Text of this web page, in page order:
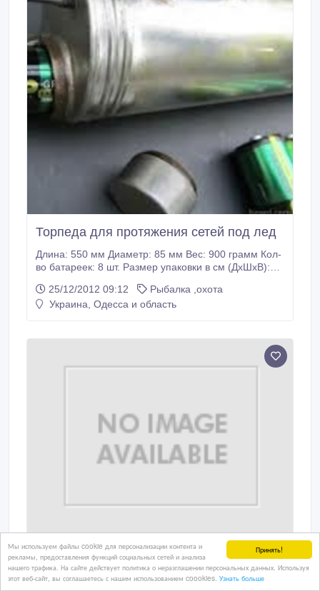
Принять!
Мы используем файлы cookie для персонализации контента и
рекламы, предоставления функций социальных сетей и анализа
нашего трафика. На сайте действует политика о неразглашении персональных данных. Используя
этот веб-сайт, вы соглашаетесь с нашим использованием coookies. Узнать больше
Торпеда для протяжения сетей под лед
Длина: 550 мм Диаметр: 85 мм Вес: 900 грамм Кол-
во батареек: 8 шт. Размер упаковки в см (ДхШхВ):
от 8 батареек R20, в СССР имели обозначение 373.
(батарейки в комплект не входят) Инструкция: 1
25/12/2012 09:12
Рыбалка ,охота
Украина, Одесса и область
Хоббитайм - Товары для рукоделия и
творчества